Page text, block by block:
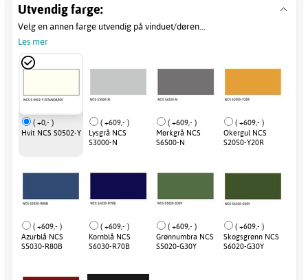
Utvendig farge:
Velg en annen farge utvendig på vinduet/døren...
Les mer
( +0,- )
Hvit NCS S0502-Y
( +609,- )
Lysgrå NCS
S3000-N
( +609,- )
Mørkgrå NCS
S6500-N
( +609,- )
Okergul NCS
S2050-Y20R
( +609,- )
Azurblå NCS
S5030-R80B
( +609,- )
Kornblå NCS
S6030-R70B
( +609,- )
Grønnumbra NCS
S5020-G30Y
( +609,- )
Skogsgrønn NCS
S6020-G30Y